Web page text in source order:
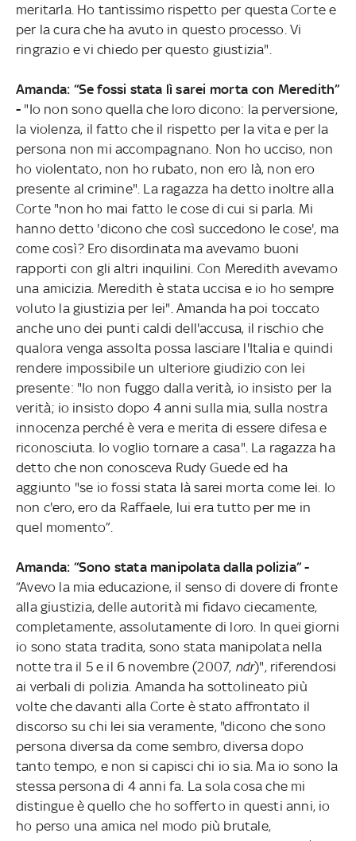
meritarla. Ho tantissimo rispetto per questa Corte e
per la cura che ha avuto in questo processo. Vi
ringrazio e vi chiedo per questo giustizia".
Amanda: “Se fossi stata lì sarei morta con Meredith”
- "Io non sono quella che loro dicono: la perversione,
la violenza, il fatto che il rispetto per la vita e per la
persona non mi accompagnano. Non ho ucciso, non
ho violentato, non ho rubato, non ero là, non ero
presente al crimine". La ragazza ha detto inoltre alla
Corte "non ho mai fatto le cose di cui si parla. Mi
hanno detto 'dicono che così succedono le cose', ma
come così? Ero disordinata ma avevamo buoni
rapporti con gli altri inquilini. Con Meredith avevamo
una amicizia. Meredith è stata uccisa e io ho sempre
voluto la giustizia per lei". Amanda ha poi toccato
anche uno dei punti caldi dell'accusa, il rischio che
qualora venga assolta possa lasciare l'Italia e quindi
rendere impossibile un ulteriore giudizio con lei
presente: "Io non fuggo dalla verità, io insisto per la
verità; io insisto dopo 4 anni sulla mia, sulla nostra
innocenza perché è vera e merita di essere difesa e
riconosciuta. Io voglio tornare a casa". La ragazza ha
detto che non conosceva Rudy Guede ed ha
aggiunto "se io fossi stata là sarei morta come lei. Io
non c'ero, ero da Raffaele, lui era tutto per me in
quel momento”.
Amanda: “Sono stata manipolata dalla polizia” -
“Avevo la mia educazione, il senso di dovere di fronte
alla giustizia, delle autorità mi fidavo ciecamente,
completamente, assolutamente di loro. In quei giorni
io sono stata tradita, sono stata manipolata nella
notte tra il 5 e il 6 novembre (2007, ndr)", riferendosi
ai verbali di polizia. Amanda ha sottolineato più
volte che davanti alla Corte è stato affrontato il
discorso su chi lei sia veramente, "dicono che sono
persona diversa da come sembro, diversa dopo
tanto tempo, e non si capisci chi io sia. Ma io sono la
stessa persona di 4 anni fa. La sola cosa che mi
distingue è quello che ho sofferto in questi anni, io
ho perso una amica nel modo più brutale,